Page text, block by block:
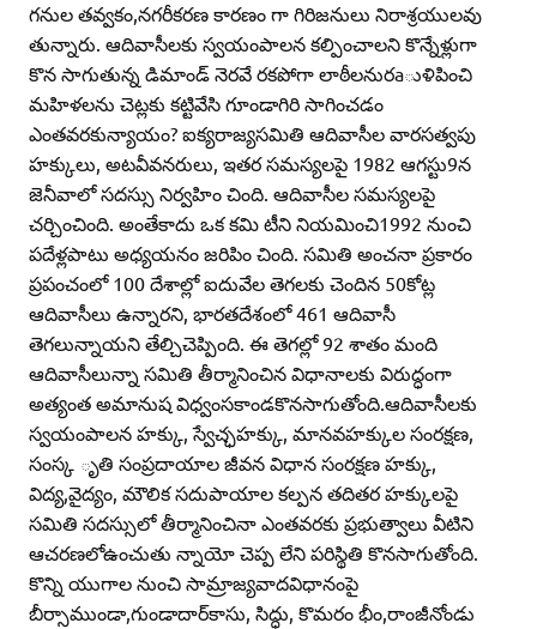
గనుల తవ్వకం,నగరీకరణ కారణం గా గిరిజనులు నిరాశ్రయులవు
తున్నారు. ఆదివాసీలకు స్వయంపాలన కల్పించాలని కొన్నేళ్లుగా
కొన సాగుతున్న డిమాండ్‌ నెరవే రకపోగా లాఠీలనురaుళిపించి
మహిళలను చెట్లకు కట్టివేసి గూండాగిరి సాగించడం
ఎంతవరకున్యాయం? ఐక్యరాజ్యసమితి ఆదివాసీల వారసత్వపు
హక్కులు, అటవీవనరులు, ఇతర సమస్యలపై 1982 ఆగస్టు9న
జెనీవాలో సదస్సు నిర్వహిం చింది. ఆదివాసీల సమస్యలపై
చర్చించింది. అంతేకాదు ఒక కమి టీని నియమించి1992 నుంచి
పదేళ్లపాటు అధ్యయనం జరిపిం చింది. సమితి అంచనా ప్రకారం
ప్రపంచంలో 100 దేశాల్లో ఐదువేల తెగలకు చెందిన 50కోట్ల
ఆదివాసీలు ఉన్నారని, భారతదేశంలో 461 ఆదివాసీ
తెగలున్నాయని తేల్చిచెప్పింది. ఈ తెగల్లో 92 శాతం మంది
ఆదివాసీలున్నా సమితి తీర్మానించిన విధానాలకు విరుద్ధంగా
అత్యంత అమానుష విధ్వంసకాండకొనసాగుతోంది.ఆదివాసీలకు
స్వయంపాలన హక్కు, స్వేచ్ఛహక్కు, మానవహక్కుల సంరక్షణ,
సంస్క ృతి సంప్రదాయాల జీవన విధాన సంరక్షణ హక్కు,
విద్య,వైద్యం, మౌలిక సదుపాయాల కల్పన తదితర హక్కులపై
సమితి సదస్సులో తీర్మానించినా ఎంతవరకు ప్రభుత్వాలు వీటిని
ఆచరణలోఉంచుతు న్నాయో చెప్ప లేని పరిస్థితి కొనసాగుతోంది.
కొన్ని యుగాల నుంచి సామ్రాజ్యవాదవిధానంపై
బీర్సాముండా,గుండాదార్‌కాసు, సిద్ధు, కొమరం భీం,రాంజీనోండు